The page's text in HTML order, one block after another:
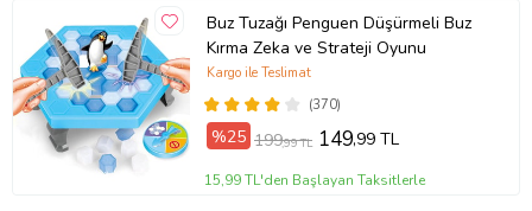
Buz Tuzağı Penguen Düşürmeli Buz
Kırma Zeka ve Strateji Oyunu
(370)
Kargo ile Teslimat
%25 199,99 TL 149,99 TL
15,99 TL'den Başlayan Taksitlerle